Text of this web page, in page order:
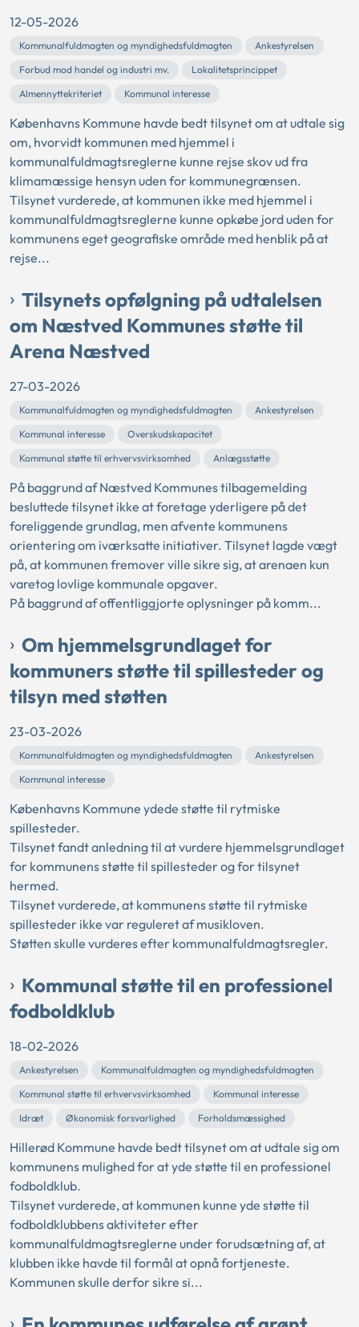
12-05-2026
Kommunalfuldmagten og myndighedsfuldmagten
Ankestyrelsen
Forbud mod handel og industri mv.
Lokalitetsprincippet
Almennyttekriteriet
Kommunal interesse
Københavns Kommune havde bedt tilsynet om at udtale sig
om, hvorvidt kommunen med hjemmel i
kommunalfuldmagtsreglerne kunne rejse skov ud fra
klimamæssige hensyn uden for kommunegrænsen.
Tilsynet vurderede, at kommunen ikke med hjemmel i
kommunalfuldmagtsreglerne kunne opkøbe jord uden for
kommunens eget geografiske område med henblik på at
rejse...
Tilsynets opfølgning på udtalelsen
om Næstved Kommunes støtte til
Arena Næstved
27-03-2026
Kommunalfuldmagten og myndighedsfuldmagten
Ankestyrelsen
Kommunal interesse
Overskudskapacitet
Kommunal støtte til erhvervsvirksomhed
Anlægsstøtte
På baggrund af Næstved Kommunes tilbagemelding
besluttede tilsynet ikke at foretage yderligere på det
foreliggende grundlag, men afvente kommunens
orientering om iværksatte initiativer. Tilsynet lagde vægt
på, at kommunen fremover ville sikre sig, at arenaen kun
varetog lovlige kommunale opgaver.
På baggrund af offentliggjorte oplysninger på komm...
Om hjemmelsgrundlaget for
kommuners støtte til spillesteder og
tilsyn med støtten
23-03-2026
Kommunalfuldmagten og myndighedsfuldmagten
Ankestyrelsen
Kommunal interesse
Københavns Kommune ydede støtte til rytmiske
spillesteder.
Tilsynet fandt anledning til at vurdere hjemmelsgrundlaget
for kommunens støtte til spillesteder og for tilsynet
hermed.
Tilsynet vurderede, at kommunens støtte til rytmiske
spillesteder ikke var reguleret af musikloven.
Støtten skulle vurderes efter kommunalfuldmagtsregler.
Kommunal støtte til en professionel
fodboldklub
18-02-2026
Ankestyrelsen
Kommunalfuldmagten og myndighedsfuldmagten
Kommunal støtte til erhvervsvirksomhed
Kommunal interesse
Idræt
Økonomisk forsvarlighed Forholdsmæssighed
Hillerød Kommune havde bedt tilsynet om at udtale sig om
kommunens mulighed for at yde støtte til en professionel
fodboldklub.
Tilsynet vurderede, at kommunen kunne yde støtte til
fodboldklubbens aktiviteter efter
kommunalfuldmagtsreglerne under forudsætning af, at
klubben ikke havde til formål at opnå fortjeneste.
Kommunen skulle derfor sikre si...